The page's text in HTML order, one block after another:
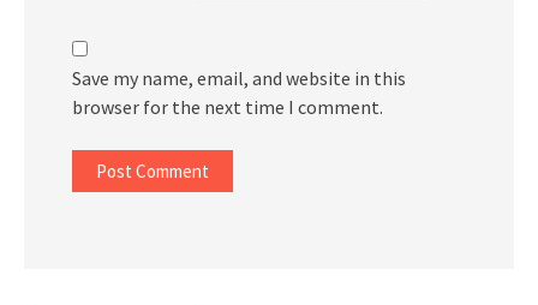
Save my name, email, and website in this
browser for the next time I comment.